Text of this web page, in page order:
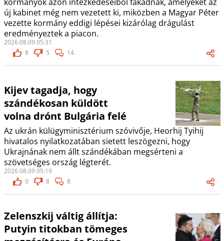
új kabinet még nem vezetett ki, miközben a Magyar Péter
vezette kormány eddigi lépései kizárólag drágulást
eredményeztek a piacon.
2026.08.09 05:31
8
5 14
Kijev tagadja, hogy
szándékosan küldött
volna drónt Bulgária felé
Az ukrán külügyminisztérium szóvivője, Heorhij Tyihij
hivatalos nyilatkozatában sietett leszögezni, hogy
Ukrajnának nem állt szándékában megsérteni a
szövetséges ország légterét.
2026.08.09 05:19
0
8 8
Zelenszkij váltig állítja:
Putyin titokban tömeges